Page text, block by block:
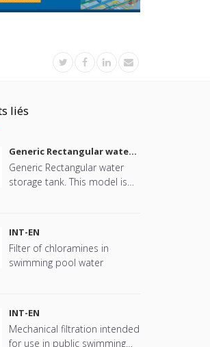
liés
Generic Rectangular water
storage tank
Generic Rectangular water
storage tank. This model is
INT-EN
Filter of chloramines in
swimming pool water
INT-EN
Mechanical filtration intended
for use in public swimming